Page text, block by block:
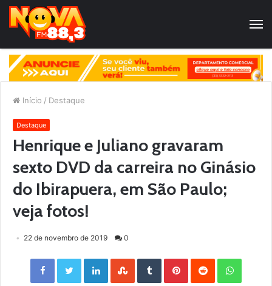
Início / Destaque
Destaque
Henrique e Juliano gravaram
sexto DVD da carreira no Ginásio
do Ibirapuera, em São Paulo;
veja fotos!
22 de novembro de 2019 0
Facebook Twitter LinkedIn StumbleUpon Tumblr Pinterest Reddit